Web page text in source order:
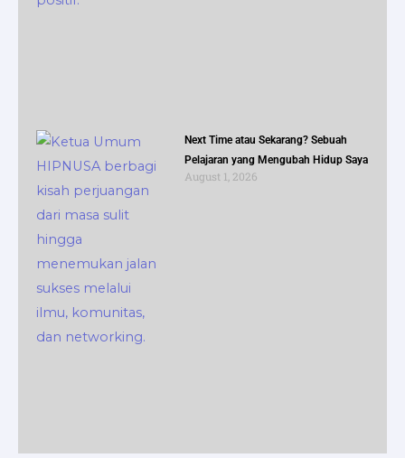
Next Time atau Sekarang? Sebuah
Pelajaran yang Mengubah Hidup Saya
August 1, 2026